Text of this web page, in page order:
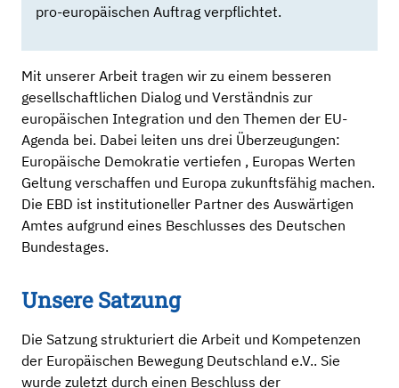
pro-europäischen Auftrag verpflichtet.
Mit unserer Arbeit tragen wir zu einem besseren
gesellschaftlichen Dialog und Verständnis zur
europäischen Integration und den Themen der EU-
Agenda bei. Dabei leiten uns drei Überzeugungen:
Europäische Demokratie vertiefen , Europas Werten
Geltung verschaffen und Europa zukunftsfähig machen.
Die EBD ist institutioneller Partner des Auswärtigen
Amtes aufgrund eines Beschlusses des Deutschen
Bundestages.
Unsere Satzung
Die Satzung strukturiert die Arbeit und Kompetenzen
der Europäischen Bewegung Deutschland e.V.. Sie
wurde zuletzt durch einen Beschluss der